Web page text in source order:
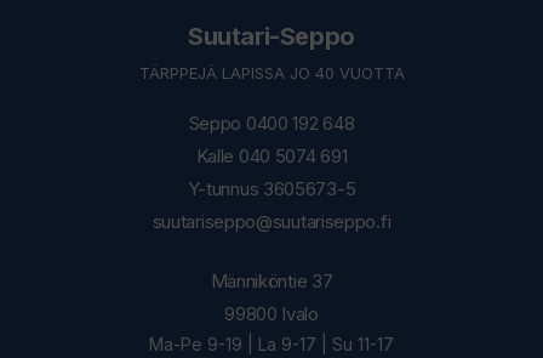
Suutari-Seppo
TÄRPPEJÄ LAPISSA JO 40 VUOTTA
Seppo 0400 192 648
Kalle 040 5074 691
Y-tunnus 3605673-5
suutariseppo@suutariseppo.fi
Männiköntie 37
99800 Ivalo
Ma-Pe 9-19 | La 9-17 | Su 11-17